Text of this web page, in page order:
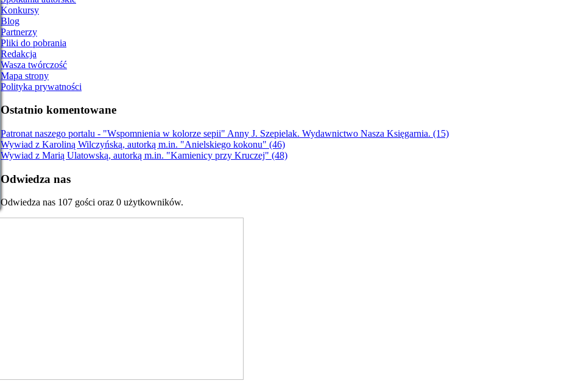
Konkursy
Blog
Partnerzy
Pliki do pobrania
Redakcja
Wasza twórczość
Mapa strony
Polityka prywatności
Ostatnio komentowane
Patronat naszego portalu - "Wspomnienia w kolorze sepii" Anny J. Szepielak. Wydawnictwo Nasza Księgarnia. (15)
Wywiad z Karoliną Wilczyńską, autorką m.in. "Anielskiego kokonu" (46)
Wywiad z Marią Ulatowską, autorką m.in. "Kamienicy przy Kruczej" (48)
Odwiedza nas
Odwiedza nas 107 gości oraz 0 użytkowników.